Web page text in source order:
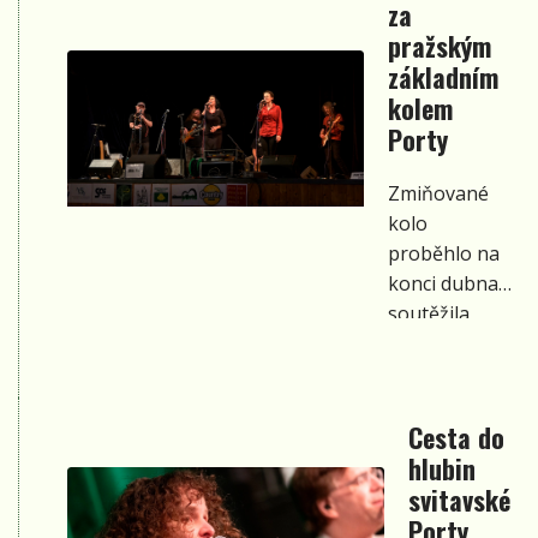
soutěži je
možné
posílat
hlasy
jednotlivým
písničkám
finalistů
letošní
Porty a
výsledek
bude
vyhlašování
cen 59.
ročníku
Porty 2025.
za
pražským
základním
kolem
Porty
Zmiňované
kolo
proběhlo na
konci dubna a
soutěžila
postoupivších
z dvou
předkol.
Pouze
Cesta do
hlubin
svitavské